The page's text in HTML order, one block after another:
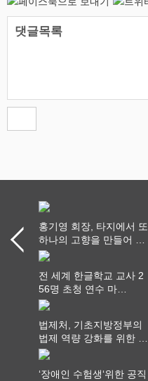
댓글목록
홍기영 회장, 타지에서 또
하나의 고향을 만들어 가
다
전 세계 한글학교 교사 2
56명 초청 연수 마
쳐...“수업은 더 깊게, 교
법제처, 기초지방정부의
법제 역량 강화를 위한 전
라권 현장설명회 개최
‘장애인 수험생‘위한 공직